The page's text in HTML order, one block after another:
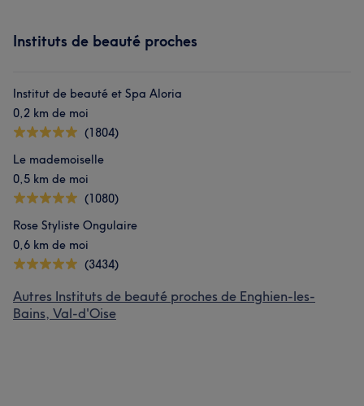
Instituts de beauté proches
Institut de beauté et Spa Aloria
0,2 km de moi
(1804)
Le mademoiselle
0,5 km de moi
(1080)
Rose Styliste Ongulaire
0,6 km de moi
(3434)
Autres Instituts de beauté proches de Enghien-les-
Bains, Val-d'Oise